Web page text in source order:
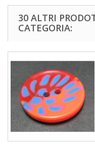
30 ALTRI
CATEGORIA: